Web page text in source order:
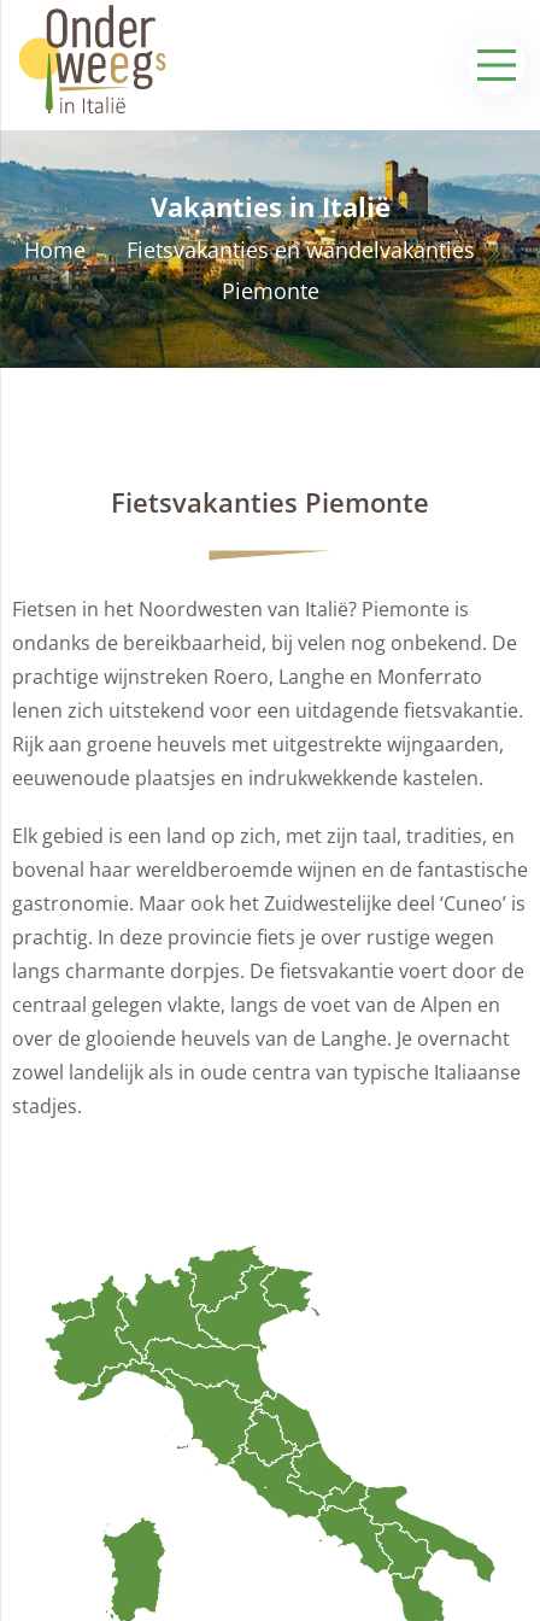
Vakanties in Italië
Home
Fietsvakanties en wandelvakanties
Piemonte
Fietsvakanties Piemonte
Fietsen in het Noordwesten van Italië? Piemonte is
ondanks de bereikbaarheid, bij velen nog onbekend. De
prachtige wijnstreken Roero, Langhe en Monferrato
lenen zich uitstekend voor een uitdagende fietsvakantie.
Rijk aan groene heuvels met uitgestrekte wijngaarden,
eeuwenoude plaatsjes en indrukwekkende kastelen.
Elk gebied is een land op zich, met zijn taal, tradities, en
bovenal haar wereldberoemde wijnen en de fantastische
gastronomie. Maar ook het Zuidwestelijke deel ‘Cuneo’ is
prachtig. In deze provincie fiets je over rustige wegen
langs charmante dorpjes. De fietsvakantie voert door de
centraal gelegen vlakte, langs de voet van de Alpen en
over de glooiende heuvels van de Langhe. Je overnacht
zowel landelijk als in oude centra van typische Italiaanse
stadjes.